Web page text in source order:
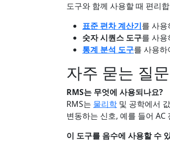
도구와 함께 사용할 때 편리
표준 편차 계산기를 사
숫자 시퀀스 도구를 사
통계 분석 도구를 사용
자주 묻는 질
RMS는 무엇에 사용되나요?
RMS는 물리학 및 공학에서
변동하는 신호, 예를 들어
이 도구를 음수에 사용할 수